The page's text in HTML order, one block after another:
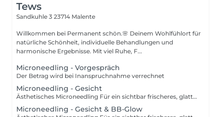
Tews
Sandkuhle 3 23714 Malente
Willkommen bei Permanent schön.🌸 Deinem Wohlfühlort für
natürliche Schönheit, individuelle Behandlungen und
harmonische Ergebnisse. Mit viel Ruhe, F...
Microneedling - Vorgespräch
Der Betrag wird bei Inanspruchnahme verrechnet
Microneedling - Gesicht
Ästhetisches Microneedling Für ein sichtbar frischeres, glatteres und strahlenderes Hautbild. Die natürliche Hautregeneration wird angeregt und die Haut intensiv revitalisiert. Geeignet für: Feine Linien und Fältchen Aknenarben Vergrößerte Poren Pigmentflecken Müde, fahle Haut Unebenes Hautbild Narbenbehandlung nach Operationen Gezielte Behandlungen können das Erscheinungsbild von Narben verbessern und die Hautregeneration unterstützen für ein ebenmäßigeres Hautbild. Geeignet für: Narben nach Brustoperationen Kaiserschnittnarben Chirurgische Narben Verletzungsnarben Dehnungsstreifen
Microneedling - Gesicht & BB-Glow